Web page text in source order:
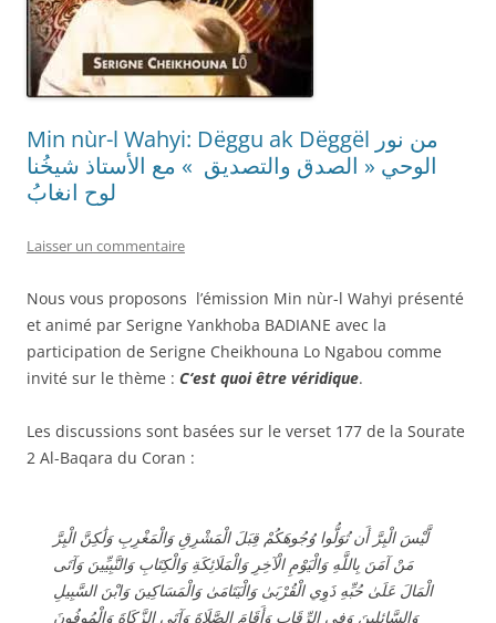
Min nùr-l Wahyi: Dëggu ak Dëggël من نور
الوحي « الصدق والتصديق » مع الأستاذ شيخُنا
لوح انغابُ
Laisser un commentaire
Nous vous proposons l’émission Min nùr-l Wahyi présenté
et animé par Serigne Yankhoba BADIANE avec la
participation de Serigne Cheikhouna Lo Ngabou comme
invité sur le thème : C‘est quoi être véridique.
Les discussions sont basées sur le verset 177 de la Sourate
2 Al-Baqara du Coran :
لَّيْسَ الْبِرَّ أَن تُوَلُّوا وُجُوهَكُمْ قِبَلَ الْمَشْرِقِ وَالْمَغْرِبِ وَلَٰكِنَّ الْبِرَّ
مَنْ آمَنَ بِاللَّهِ وَالْيَوْمِ الْآخِرِ وَالْمَلَائِكَةِ وَالْكِتَابِ وَالنَّبِيِّينَ وَآتَى
الْمَالَ عَلَىٰ حُبِّهِ ذَوِي الْقُرْبَىٰ وَالْيَتَامَىٰ وَالْمَسَاكِينَ وَابْنَ السَّبِيلِ
وَالسَّائِلِينَ وَفِي الرِّقَابِ وَأَقَامَ الصَّلَاةَ وَآتَى الزَّكَاةَ وَالْمُوفُونَ